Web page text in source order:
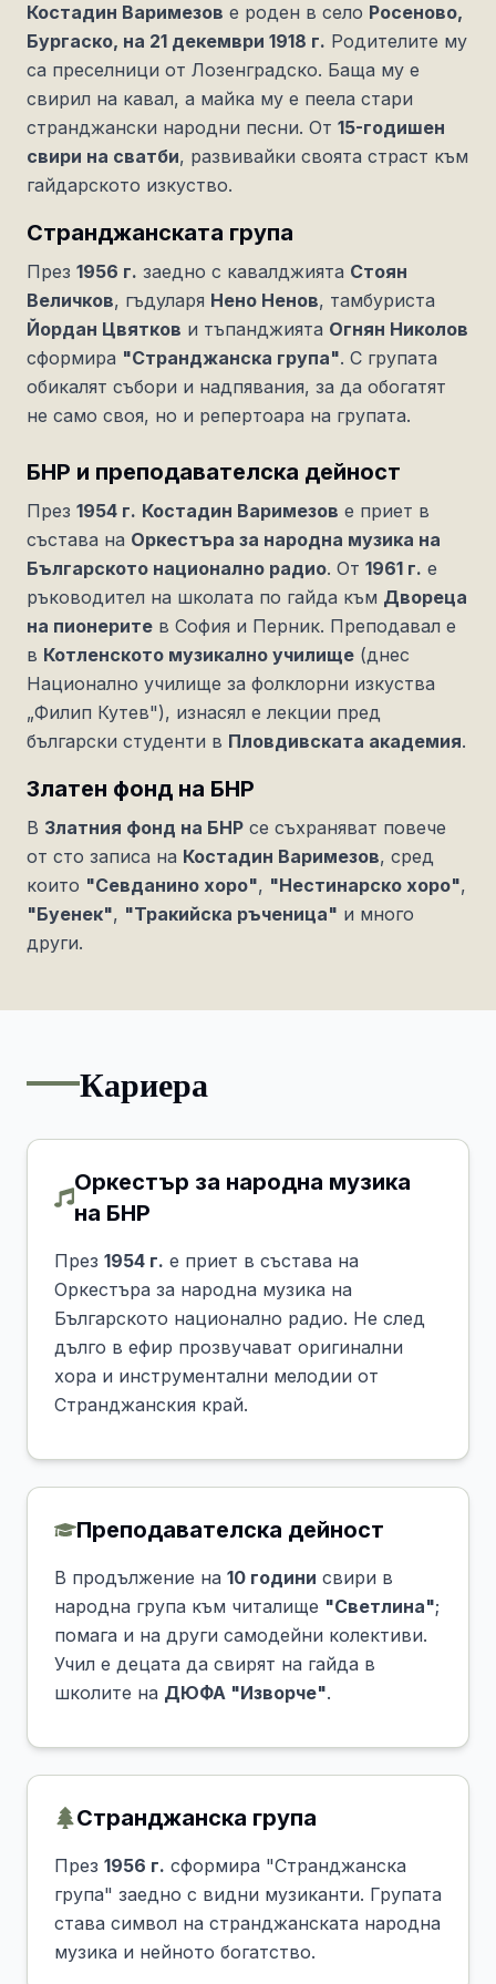
Костадин Варимезов е роден в село Росеново,
Бургаско, на 21 декември 1918 г. Родителите му
са преселници от Лозенградско. Баща му е
свирил на кавал, а майка му е пеела стари
странджански народни песни. От 15-годишен
свири на сватби, развивайки своята страст към
гайдарското изкуство.
Странджанската група
През 1956 г. заедно с кавалджията Стоян
Величков, гъдуларя Нено Ненов, тамбуриста
Йордан Цвятков и тъпанджията Огнян Николов
сформира "Странджанска група". С групата
обикалят събори и надпявания, за да обогатят
не само своя, но и репертоара на групата.
БНР и преподавателска дейност
През 1954 г. Костадин Варимезов е приет в
състава на Оркестъра за народна музика на
Българското национално радио. От 1961 г. е
ръководител на школата по гайда към Двореца
на пионерите в София и Перник. Преподавал е
в Котленското музикално училище (днес
Национално училище за фолклорни изкуства
„Филип Кутев"), изнасял е лекции пред
български студенти в Пловдивската академия.
Златен фонд на БНР
В Златния фонд на БНР се съхраняват повече
от сто записа на Костадин Варимезов, сред
които "Севданино хоро", "Нестинарско хоро",
"Буенек", "Тракийска ръченица" и много
други.
Кариера
Оркестър за народна музика
на БНР
През 1954 г. е приет в състава на
Оркестъра за народна музика на
Българското национално радио. Не след
дълго в ефир прозвучават оригинални
хора и инструментални мелодии от
Странджанския край.
Преподавателска дейност
В продължение на 10 години свири в
народна група към читалище "Светлина";
помага и на други самодейни колективи.
Учил е децата да свирят на гайда в
школите на ДЮФА "Изворче".
Странджанска група
През 1956 г. сформира "Странджанска
група" заедно с видни музиканти. Групата
става символ на странджанската народна
музика и нейното богатство.